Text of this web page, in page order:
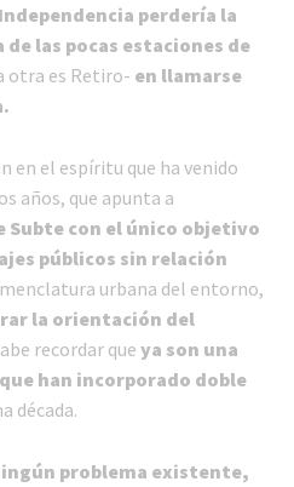
Independencia perdería la
las pocas estaciones de
otra es Retiro- en llamarse
en el espíritu que ha venido
años, que apunta a
Subte con el único objetivo
públicos sin relación
urbana del entorno,
la orientación del
recordar que ya son una
han incorporado doble
década.
problema existente,